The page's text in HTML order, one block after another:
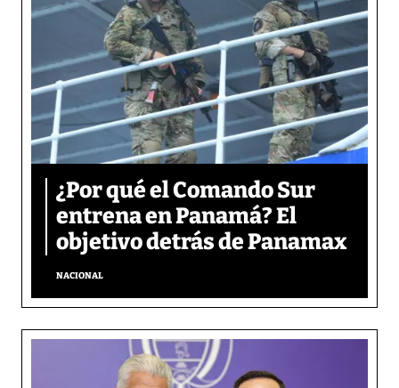
¿Por qué el Comando Sur
entrena en Panamá? El
objetivo detrás de Panamax
NACIONAL